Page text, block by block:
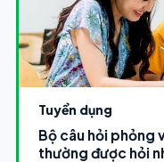
Tuyển dụng
Bộ câu hỏi phỏng
thường được hỏi